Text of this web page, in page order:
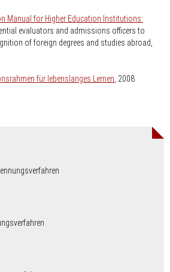
Manual for Higher Education Institutions:
evaluators and admissions officers to
of foreign degrees and studies abroad,
für lebenslanges Lernen , 2008